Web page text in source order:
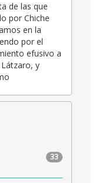
de las que
por Chiche
en la
por el
efusivo a
y
33